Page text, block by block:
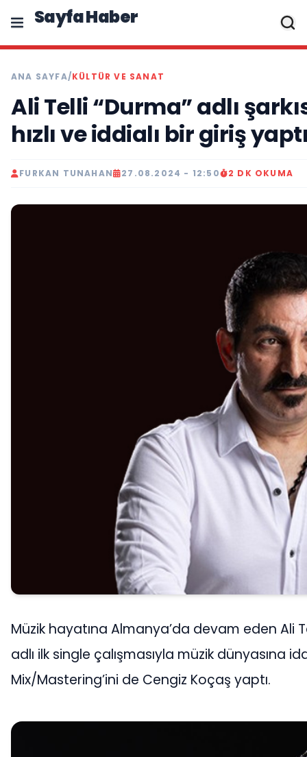
Sayfa Haber
ANA SAYFA/KÜLTÜR VE SANAT
Ali Telli “Durma” adlı
hızlı ve iddialı bir giriş
FURKAN TUNAHAN 27.08.2024 - 12:50 2 DK OKUMA
Müzik hayatına Almanya’da devam eden Ali
adlı ilk single çalışmasıyla müzik dünyasına
Mix/Mastering’ini de Cengiz Koçaş yaptı.